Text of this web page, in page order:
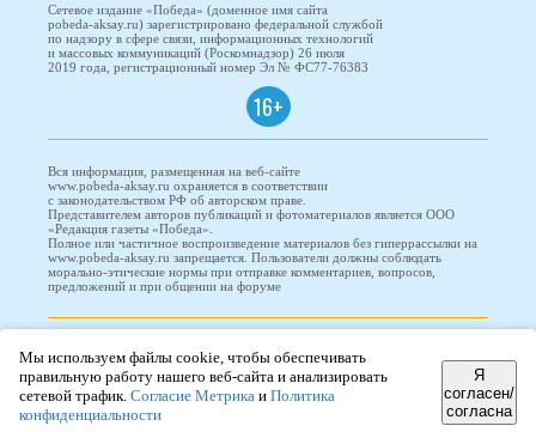
Сетевое издание «Победа» (доменное имя сайта
pobeda-aksay.ru) зарегистрировано федеральной службой
по надзору в сфере связи, информационных технологий
и массовых коммуникаций (Роскомнадзор) 26 июля
2019 года, регистрационный номер Эл № ФС77-76383
16+
Вся информация, размещенная на веб-сайте
www.pobeda-aksay.ru охраняется в соответствии
с законодательством РФ об авторском праве.
Представителем авторов публикаций и фотоматериалов является ООО
«Редакция газеты «Победа».
Полное или частичное воспроизведение материалов без гиперрассылки на
www.pobeda-aksay.ru запрещается. Пользователи должны соблюдать
морально-этические нормы при отправке комментариев, вопросов,
предложений и при общении на форуме
ООО "Проводник"
Мы используем файлы cookie, чтобы обеспечивать
правильную работу нашего веб-сайта и анализировать
сетевой трафик. Согласие Метрика и Политика
конфиденциальности
Я
согласен/
согласна